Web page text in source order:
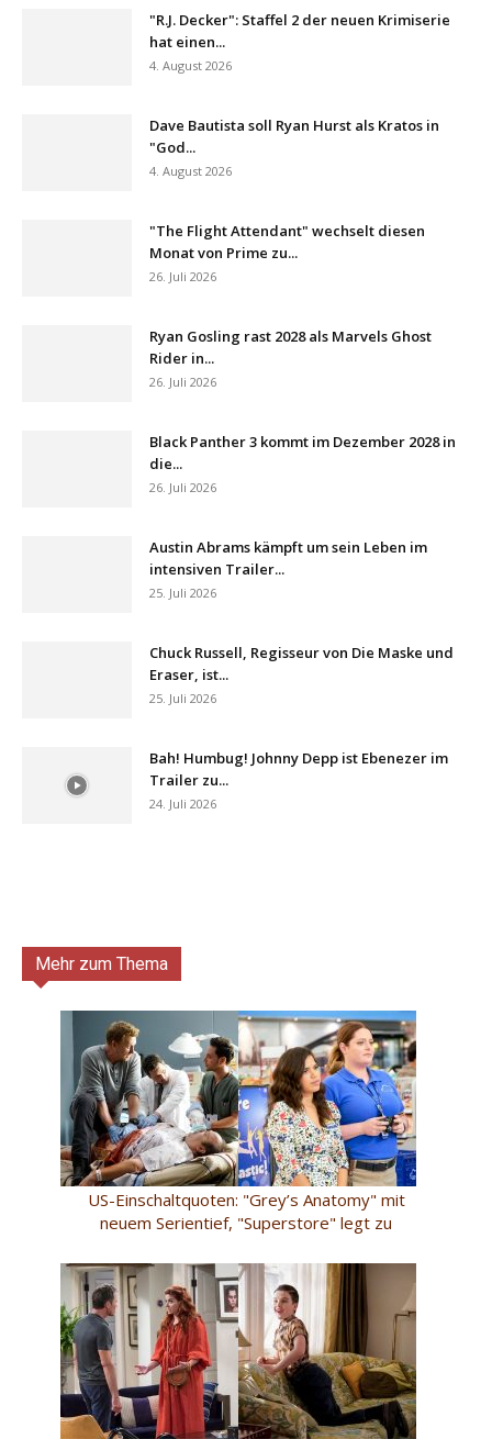
"R.J. Decker": Staffel 2 der neuen Krimiserie
hat einen...
4. August 2026
Dave Bautista soll Ryan Hurst als Kratos in
"God...
4. August 2026
"The Flight Attendant" wechselt diesen
Monat von Prime zu...
26. Juli 2026
Ryan Gosling rast 2028 als Marvels Ghost
Rider in...
26. Juli 2026
Black Panther 3 kommt im Dezember 2028 in
die...
26. Juli 2026
Austin Abrams kämpft um sein Leben im
intensiven Trailer...
25. Juli 2026
Chuck Russell, Regisseur von Die Maske und
Eraser, ist...
25. Juli 2026
Bah! Humbug! Johnny Depp ist Ebenezer im
Trailer zu...
24. Juli 2026
Mehr zum Thema
US-Einschaltquoten: "Grey’s Anatomy" mit
neuem Serientief, "Superstore" legt zu